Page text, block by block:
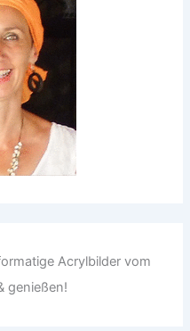
Acrylbilder vom
genießen!